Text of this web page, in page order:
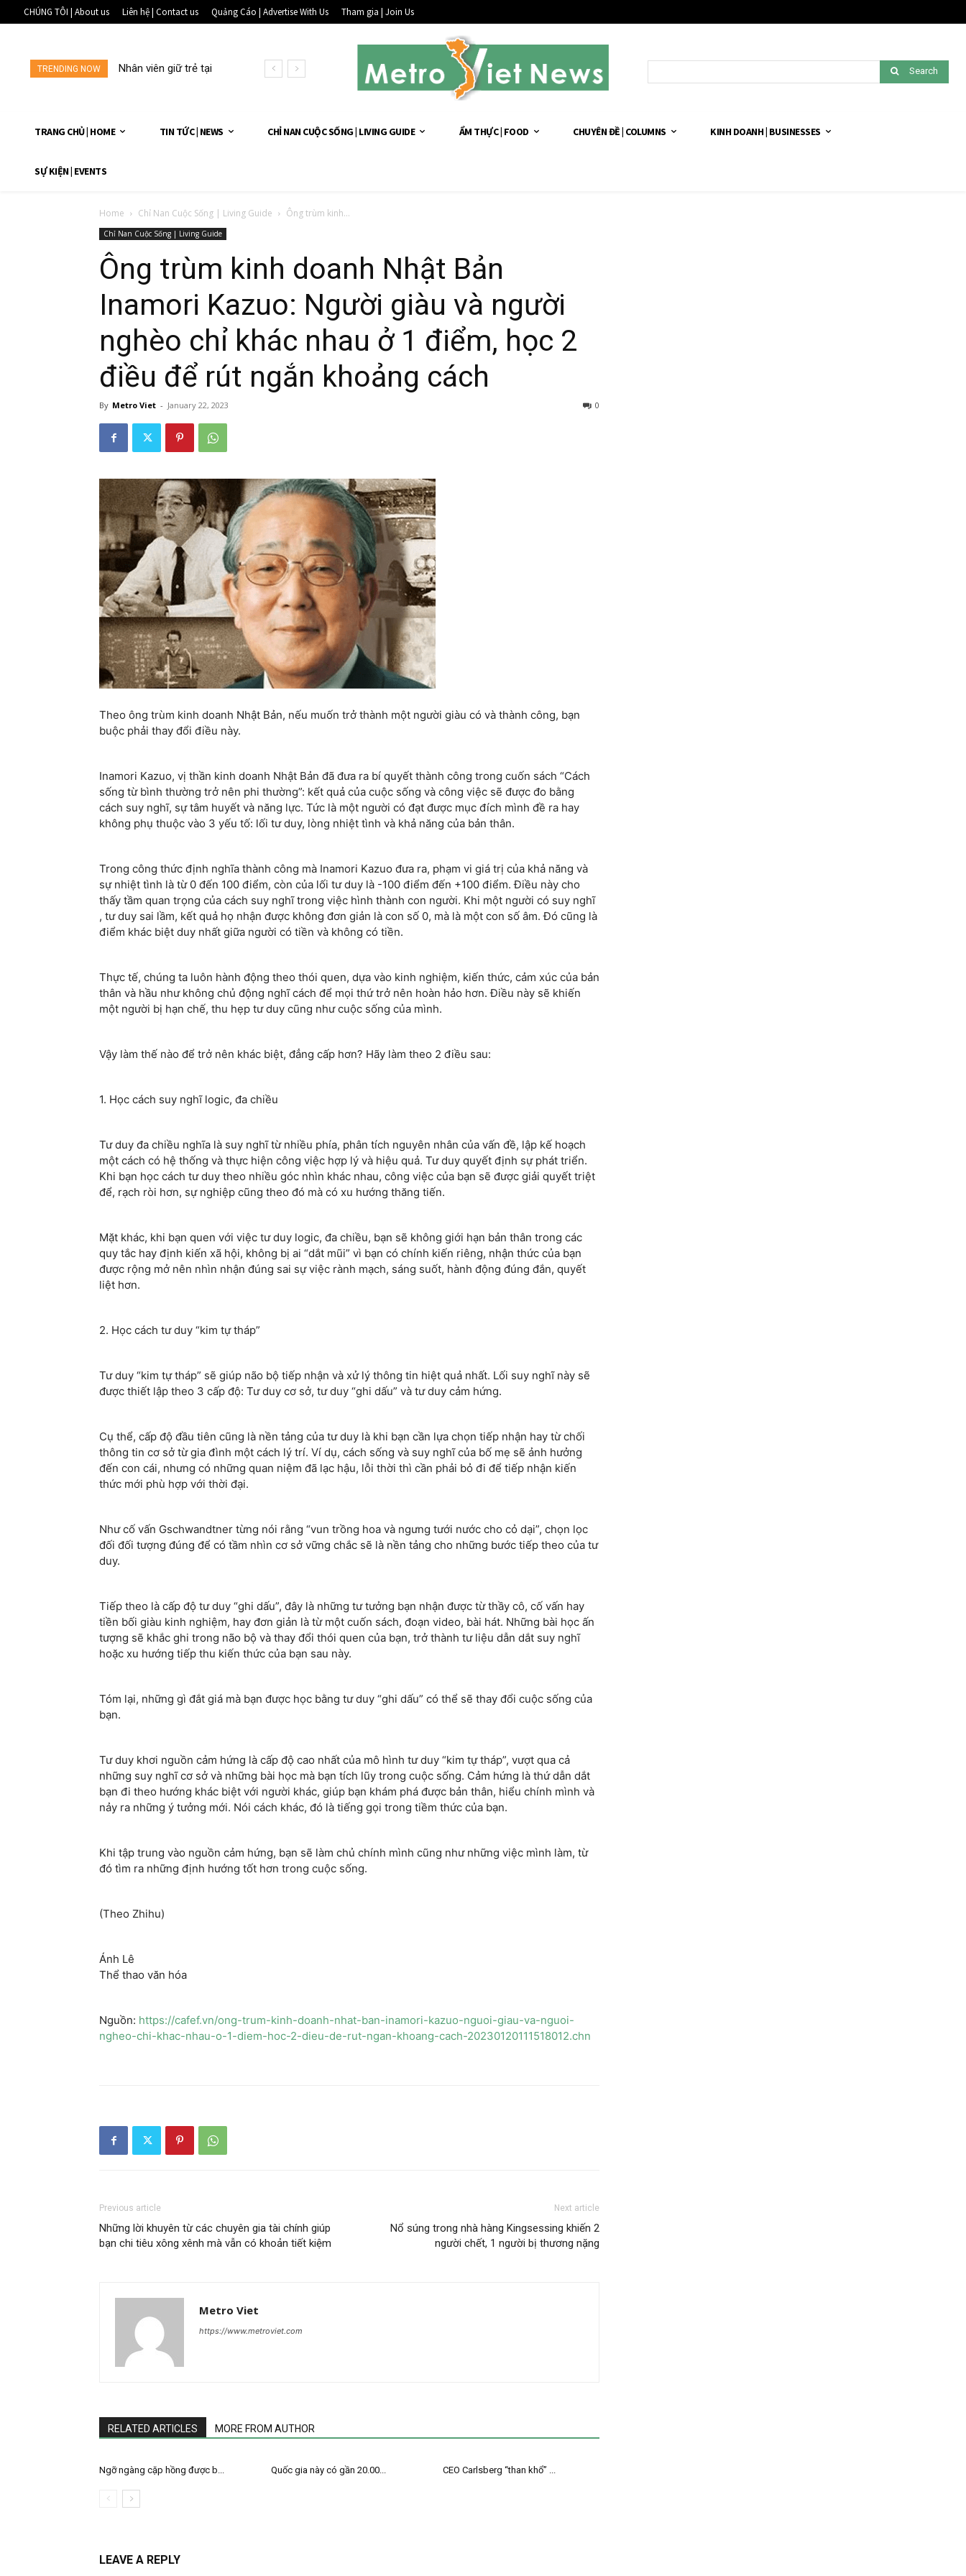
CHÚNG TÔI | About us Liên hệ | Contact us Quảng Cáo | Advertise With Us Tham gia | Join Us
TRENDING NOW
Nhân viên giữ trẻ tại
Search
TRANG CHỦ | HOME TIN TỨC | NEWS CHỈ NAN CUỘC SỐNG | LIVING GUIDE ẨM THỰC | FOOD CHUYÊN ĐỀ | COLUMNS KINH DOANH | BUSINESSES
SỰ KIỆN | EVENTS
Home Chỉ Nan Cuộc Sống | Living Guide Ông trùm kinh...
Chỉ Nan Cuộc Sống | Living Guide
Ông trùm kinh doanh Nhật Bản
Inamori Kazuo: Người giàu và người
nghèo chỉ khác nhau ở 1 điểm, học 2
điều để rút ngắn khoảng cách
By Metro Viet - January 22, 2023 0
Theo ông trùm kinh doanh Nhật Bản, nếu muốn trở thành một người giàu có và thành công, bạn
buộc phải thay đổi điều này.
Inamori Kazuo, vị thần kinh doanh Nhật Bản đã đưa ra bí quyết thành công trong cuốn sách “Cách
sống từ bình thường trở nên phi thường”: kết quả của cuộc sống và công việc sẽ được đo bằng
cách suy nghĩ, sự tâm huyết và năng lực. Tức là một người có đạt được mục đích mình đề ra hay
không phụ thuộc vào 3 yếu tố: lối tư duy, lòng nhiệt tình và khả năng của bản thân.
Trong công thức định nghĩa thành công mà Inamori Kazuo đưa ra, phạm vi giá trị của khả năng và
sự nhiệt tình là từ 0 đến 100 điểm, còn của lối tư duy là -100 điểm đến +100 điểm. Điều này cho
thấy tầm quan trọng của cách suy nghĩ trong việc hình thành con người. Khi một người có suy nghĩ
, tư duy sai lầm, kết quả họ nhận được không đơn giản là con số 0, mà là một con số âm. Đó cũng là
điểm khác biệt duy nhất giữa người có tiền và không có tiền.
Thực tế, chúng ta luôn hành động theo thói quen, dựa vào kinh nghiệm, kiến thức, cảm xúc của bản
thân và hầu như không chủ động nghĩ cách để mọi thứ trở nên hoàn hảo hơn. Điều này sẽ khiến
một người bị hạn chế, thu hẹp tư duy cũng như cuộc sống của mình.
Vậy làm thế nào để trở nên khác biệt, đẳng cấp hơn? Hãy làm theo 2 điều sau:
1. Học cách suy nghĩ logic, đa chiều
Tư duy đa chiều nghĩa là suy nghĩ từ nhiều phía, phân tích nguyên nhân của vấn đề, lập kế hoạch
một cách có hệ thống và thực hiện công việc hợp lý và hiệu quả. Tư duy quyết định sự phát triển.
Khi bạn học cách tư duy theo nhiều góc nhìn khác nhau, công việc của bạn sẽ được giải quyết triệt
để, rạch ròi hơn, sự nghiệp cũng theo đó mà có xu hướng thăng tiến.
Mặt khác, khi bạn quen với việc tư duy logic, đa chiều, bạn sẽ không giới hạn bản thân trong các
quy tắc hay định kiến xã hội, không bị ai “dắt mũi” vì bạn có chính kiến riêng, nhận thức của bạn
được rộng mở nên nhìn nhận đúng sai sự việc rành mạch, sáng suốt, hành động đúng đắn, quyết
liệt hơn.
2. Học cách tư duy “kim tự tháp”
Tư duy “kim tự tháp” sẽ giúp não bộ tiếp nhận và xử lý thông tin hiệt quả nhất. Lối suy nghĩ này sẽ
được thiết lập theo 3 cấp độ: Tư duy cơ sở, tư duy “ghi dấu” và tư duy cảm hứng.
Cụ thể, cấp độ đầu tiên cũng là nền tảng của tư duy là khi bạn cần lựa chọn tiếp nhận hay từ chối
thông tin cơ sở từ gia đình một cách lý trí. Ví dụ, cách sống và suy nghĩ của bố mẹ sẽ ảnh hưởng
đến con cái, nhưng có những quan niệm đã lạc hậu, lỗi thời thì cần phải bỏ đi để tiếp nhận kiến
thức mới phù hợp với thời đại.
Như cố vấn Gschwandtner từng nói rằng “vun trồng hoa và ngưng tưới nước cho cỏ dại”, chọn lọc
đối đối tượng đúng để có tầm nhìn cơ sở vững chắc sẽ là nền tảng cho những bước tiếp theo của tư
duy.
Tiếp theo là cấp độ tư duy “ghi dấu”, đây là những tư tưởng bạn nhận được từ thầy cô, cố vấn hay
tiền bối giàu kinh nghiệm, hay đơn giản là từ một cuốn sách, đoạn video, bài hát. Những bài học ấn
tượng sẽ khắc ghi trong não bộ và thay đổi thói quen của bạn, trở thành tư liệu dẫn dắt suy nghĩ
hoặc xu hướng tiếp thu kiến thức của bạn sau này.
Tóm lại, những gì đắt giá mà bạn được học bằng tư duy “ghi dấu” có thể sẽ thay đổi cuộc sống của
bạn.
Tư duy khơi nguồn cảm hứng là cấp độ cao nhất của mô hình tư duy “kim tự tháp”, vượt qua cả
những suy nghĩ cơ sở và những bài học mà bạn tích lũy trong cuộc sống. Cảm hứng là thứ dẫn dắt
bạn đi theo hướng khác biệt với người khác, giúp bạn khám phá được bản thân, hiểu chính mình và
nảy ra những ý tưởng mới. Nói cách khác, đó là tiếng gọi trong tiềm thức của bạn.
Khi tập trung vào nguồn cảm hứng, bạn sẽ làm chủ chính mình cũng như những việc mình làm, từ
đó tìm ra những định hướng tốt hơn trong cuộc sống.
(Theo Zhihu)
Ánh Lê
Thể thao văn hóa
Nguồn: https://cafef.vn/ong-trum-kinh-doanh-nhat-ban-inamori-kazuo-nguoi-giau-va-nguoi-
ngheo-chi-khac-nhau-o-1-diem-hoc-2-dieu-de-rut-ngan-khoang-cach-20230120111518012.chn
Previous article
Những lời khuyên từ các chuyên gia tài chính giúp
bạn chi tiêu xông xênh mà vẫn có khoản tiết kiệm
Next article
Nổ súng trong nhà hàng Kingsessing khiến 2
người chết, 1 người bị thương nặng
Metro Viet
https://www.metroviet.com
RELATED ARTICLES MORE FROM AUTHOR
Ngỡ ngàng cặp hồng được b... Quốc gia này có gần 20.00... CEO Carlsberg “than khổ” ...
LEAVE A REPLY